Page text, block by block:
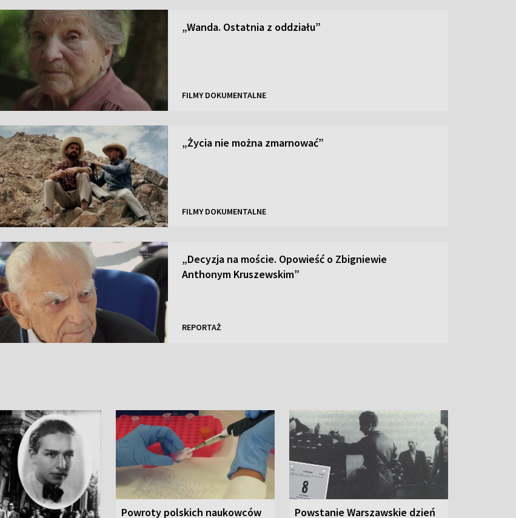
„Wanda. Ostatnia z oddziału”
FILMY DOKUMENTALNE
„Życia nie można zmarnować”
FILMY DOKUMENTALNE
„Decyzja na moście. Opowieść o Zbigniewie
Anthonym Kruszewskim”
REPORTAŻ
Powroty polskich naukowców
Powstanie Warszawskie dzień